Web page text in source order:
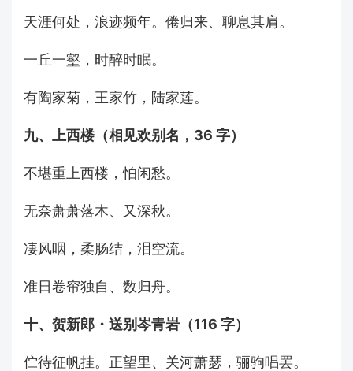
天涯何处，浪迹频年。倦归来、聊息其肩。
一丘一壑，时醉时眠。
有陶家菊，王家竹，陆家莲。
九、上西楼（相见欢别名，36 字）
不堪重上西楼，怕闲愁。
无奈萧萧落木、又深秋。
凄风咽，柔肠结，泪空流。
准日卷帘独自、数归舟。
十、贺新郎・送别岑青岩（116 字）
伫待征帆挂。正望里、关河萧瑟，骊驹唱罢。